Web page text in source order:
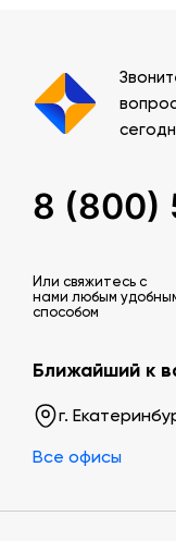
8 (800)
Или свяжитесь c
нами любым
способом
Ближайший к
г.
Все офисы